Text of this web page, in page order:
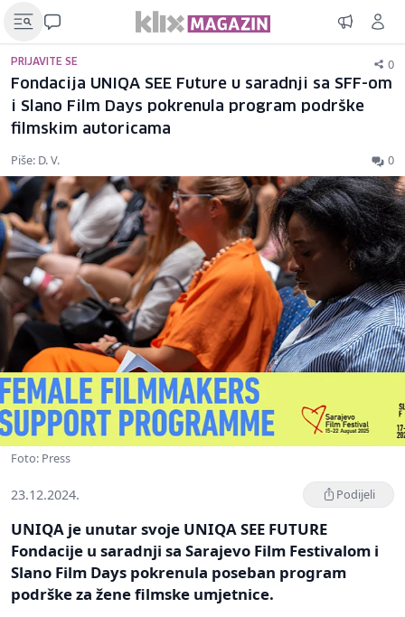
PRIJAVITE SE 0
Fondacija UNIQA SEE Future u saradnji sa SFF-om
i Slano Film Days pokrenula program podrške
filmskim autoricama
Piše: D. V. 0
Foto: Press
23.12.2024. Podijeli
UNIQA je unutar svoje UNIQA SEE FUTURE
Fondacije u saradnji sa Sarajevo Film Festivalom i
Slano Film Days pokrenula poseban program
podrške za žene filmske umjetnice.